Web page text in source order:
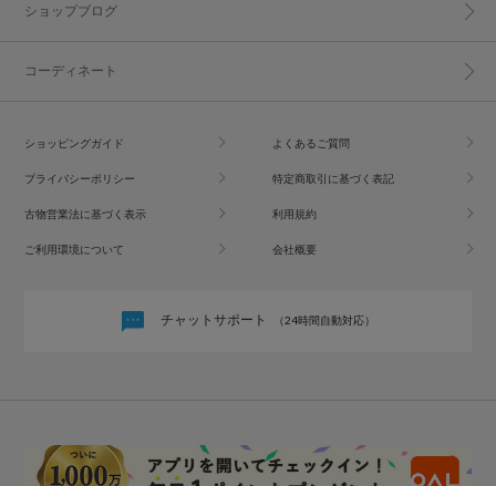
ショップブログ
コーディネート
ショッピングガイド よくあるご質問
プライバシーポリシー 特定商取引に基づく表記
古物営業法に基づく表示 利用規約
ご利用環境について 会社概要
チャットサポート （24時間自動対応）